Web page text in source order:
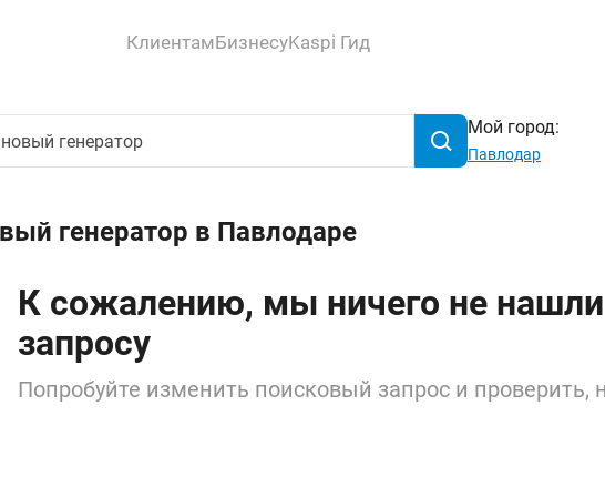
КлиентамБизнесуKaspi Гид
Мой город:
Павлодар
генератор в Павлодаре
К сожалению, мы ничего не
запросу
Попробуйте изменить поисковый запрос и проверить,